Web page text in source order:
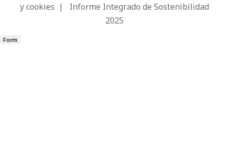
y cookies | Informe Integrado de Sostenibilidad
2025
Form